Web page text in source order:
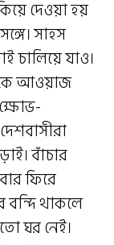
দেওয়া হয়
সাহস
চালিয়ে যাও।
আওয়াজ
বাঁচার
ফিরে
বন্দি থাকলে
ঘর নেই।